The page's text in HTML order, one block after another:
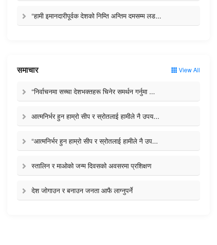
“हामी इमानदारीपूर्वक देशको निम्ति अन्तिम दमसम्म लड...
समाचार View All
“निर्वाचनमा सच्चा देशभक्तहरू चिनेर समर्थन गर्नुमा ...
आत्मनिर्भर हुन हाम्रो सीप र स्रोतलाई हामीले नै उपय...
“आत्मनिर्भर हुन हाम्रो सीप र स्रोतलाई हामीले नै उप...
स्तालिन र माओको जन्म दिवसको अवसरमा प्रशिक्षण
देश जोगाउन र बनाउन जनता आफै लाग्नुपर्ने